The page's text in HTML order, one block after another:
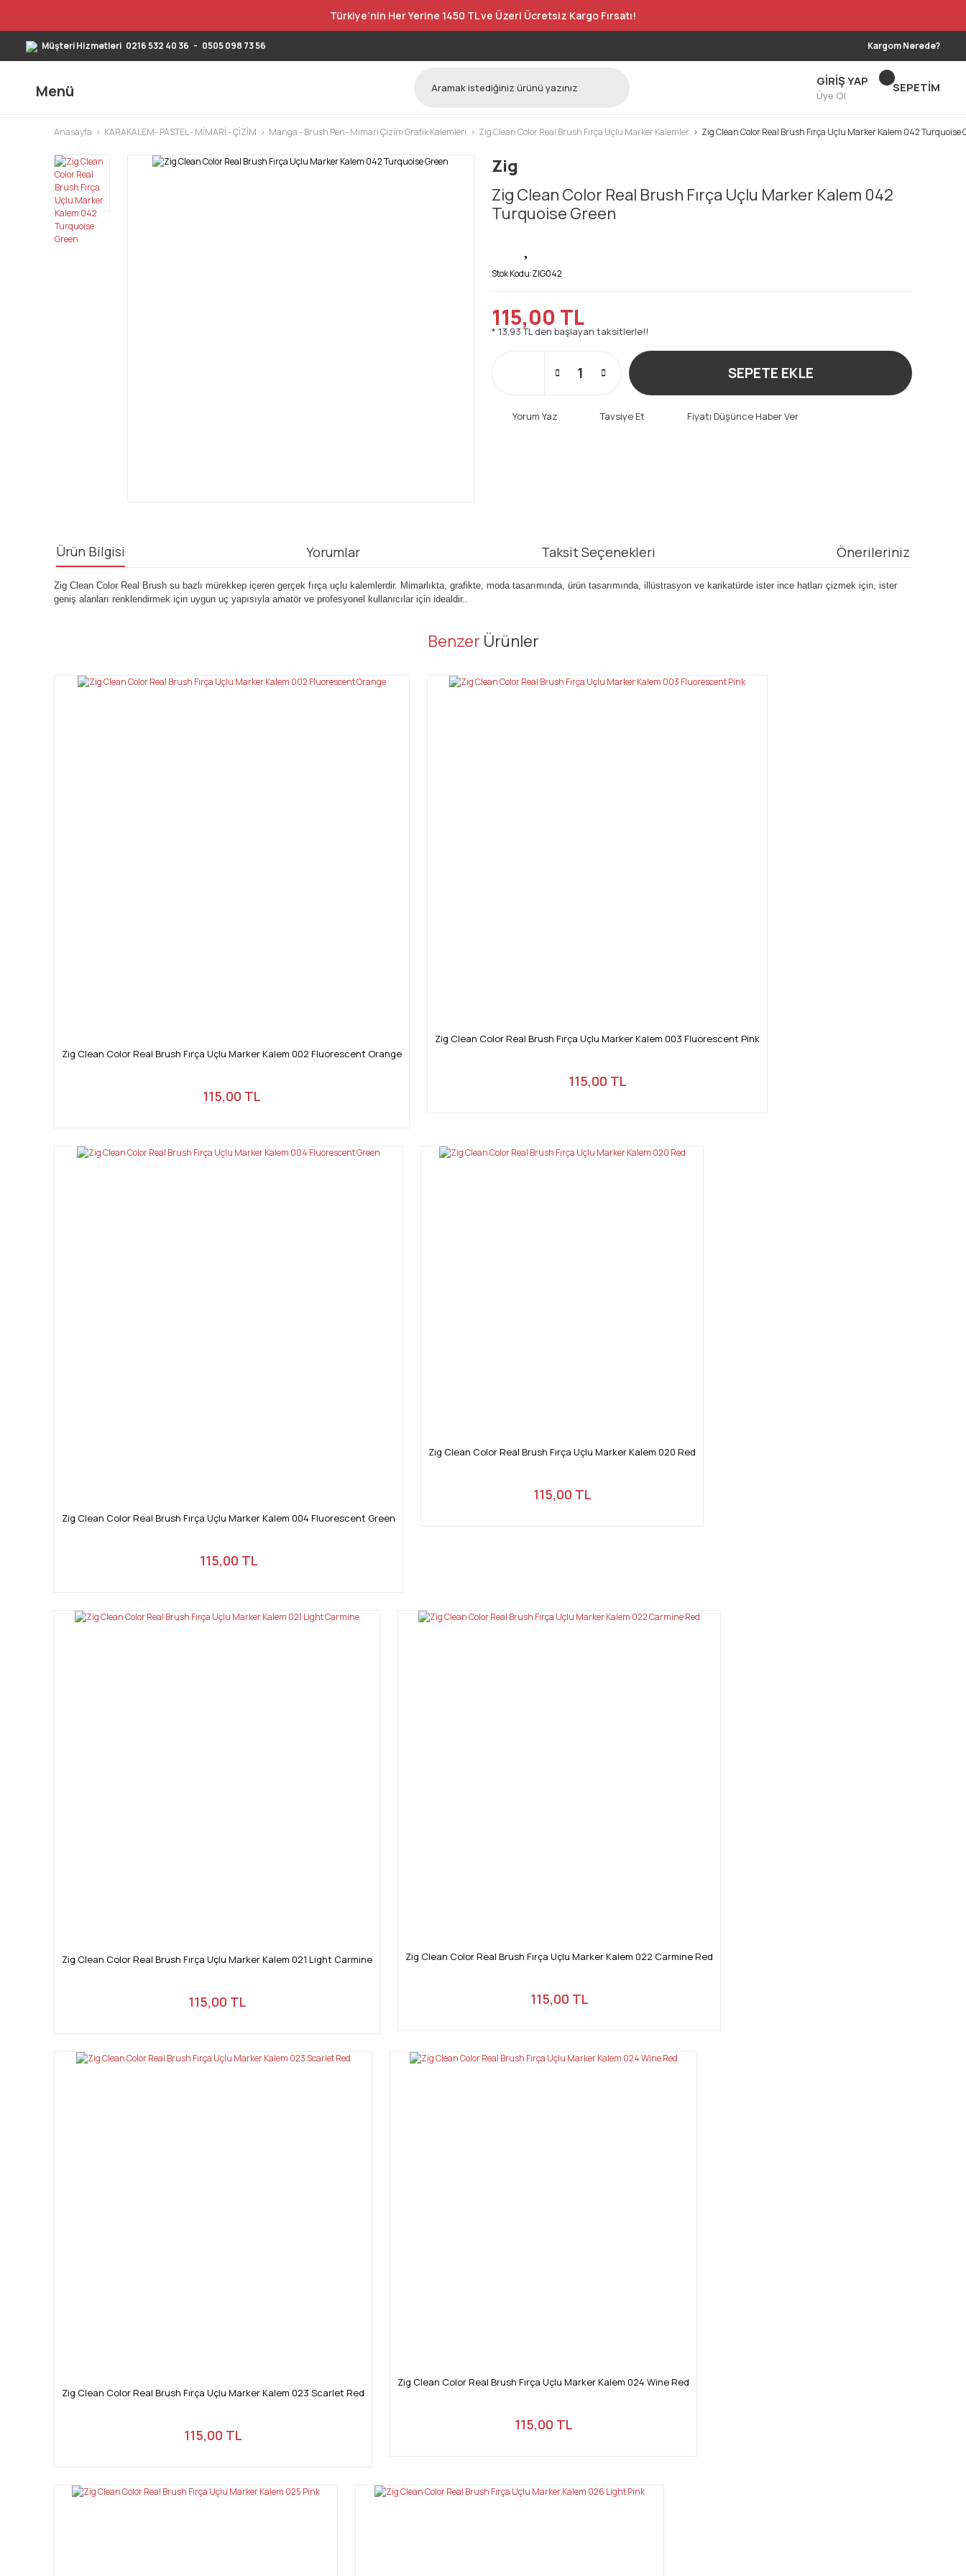
Türkiye’nin Her Yerine 1450 TL ve Üzeri Ücretsiz Kargo Fırsatı!
Müşteri Hizmetleri 0216 532 40 36 - 0505 098 73 56 Kargom Nerede?
Menü
GİRİŞ YAP
Üye Ol
SEPETİM
Anasayfa KARAKALEM- PASTEL - MİMARİ - ÇİZİM Manga - Brush Pen- Mimari Çizim Grafik Kalemleri Zig Clean Color Real Brush Fırça Uçlu Marker Kalemler Zig Clean Color Real Brush Fırça Uçlu Marker Kalem 042 Turquoise
Zig
Zig Clean Color Real Brush Fırça Uçlu Marker Kalem 042
Turquoise Green
Stok Kodu:ZIG042
115,00 TL
* 13,93 TL den başlayan taksitlerle!!
SEPETE EKLE
Yorum Yaz Tavsiye Et Fiyatı Düşünce Haber Ver
Ürün Bilgisi Yorumlar Taksit Seçenekleri Önerileriniz
Zig Clean Color Real Brush su bazlı mürekkep içeren gerçek fırça uçlu kalemlerdir. Mimarlıkta, grafikte, moda tasarımında, ürün tasarımında, illüstrasyon ve karikatürde ister ince hatları çizmek için, ister
geniş alanları renklendirmek için uygun uç yapısıyla amatör ve profesyonel kullanıcılar için idealdir..
Bu ürünün fiyat bilgisi, resim, ürün açıklamalarında ve diğer konularda yetersiz gördüğünüz noktaları öneri formunu kullanarak tarafımıza iletebilirsiniz.
Ürün resmi kalitesiz, bozuk veya görüntülenemiyor.
Benzer Ürünler
Zig Clean Color Real Brush Fırça Uçlu Marker Kalem 002 Fluorescent Orange
115,00 TL
Zig Clean Color Real Brush Fırça Uçlu Marker Kalem 003 Fluorescent Pink
115,00 TL
Zig Clean Color Real Brush Fırça Uçlu Marker Kalem 004 Fluorescent Green
115,00 TL
Zig Clean Color Real Brush Fırça Uçlu Marker Kalem 020 Red
115,00 TL
Zig Clean Color Real Brush Fırça Uçlu Marker Kalem 021 Light Carmine
115,00 TL
Zig Clean Color Real Brush Fırça Uçlu Marker Kalem 022 Carmine Red
115,00 TL
Zig Clean Color Real Brush Fırça Uçlu Marker Kalem 023 Scarlet Red
115,00 TL
Zig Clean Color Real Brush Fırça Uçlu Marker Kalem 024 Wine Red
115,00 TL